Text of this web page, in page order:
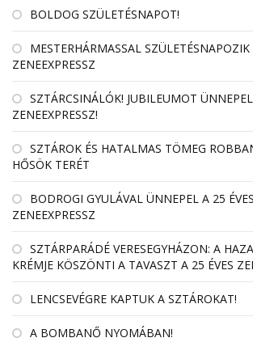
BOLDOG SZÜLETÉSNAPOT!
MESTERHÁRMASSAL SZÜLETÉSNAPOZIK
ZENEEXPRESSZ
SZTÁRCSINÁLÓK! JUBILEUMOT
ZENEEXPRESSZ!
SZTÁROK ÉS HATALMAS TÖMEG
HŐSÖK TERÉT
BODROGI GYULÁVAL ÜNNEPEL A 25 ÉVES
ZENEEXPRESSZ
SZTÁRPARÁDÉ VERESEGYHÁZON: A
KRÉMJE KÖSZÖNTI A TAVASZT A 25 ÉVES
LENCSEVÉGRE KAPTUK A SZTÁROKAT!
A BOMBANŐ NYOMÁBAN!